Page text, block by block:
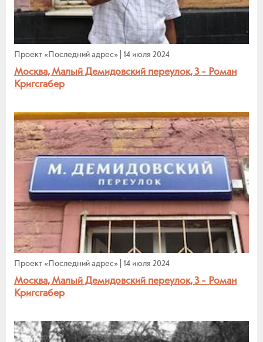
Проект «Последний адрес» 14 июля 2024
Москва, Малый Демидовский переулок, 3 - Роман
Кригсгабер
Проект «Последний адрес» 14 июля 2024
Москва, Малый Демидовский переулок, 3 - Роман
Кригсгабер